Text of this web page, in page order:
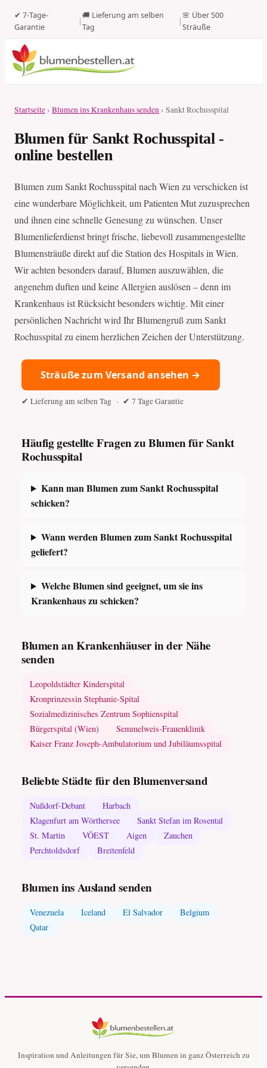
✔ 7-Tage-
Garantie
|
🚚 Lieferung am selben
Tag
|
🌸 Über 500
Sträuße
Startseite› Blumen ins Krankenhaus senden› Sankt Rochusspital
Blumen für Sankt Rochusspital -
online bestellen
Blumen zum Sankt Rochusspital nach Wien zu verschicken ist
eine wunderbare Möglichkeit, um Patienten Mut zuzusprechen
und ihnen eine schnelle Genesung zu wünschen. Unser
Blumenlieferdienst bringt frische, liebevoll zusammengestellte
Blumensträuße direkt auf die Station des Hospitals in Wien.
Wir achten besonders darauf, Blumen auszuwählen, die
angenehm duften und keine Allergien auslösen – denn im
Krankenhaus ist Rücksicht besonders wichtig. Mit einer
persönlichen Nachricht wird Ihr Blumengruß zum Sankt
Rochusspital zu einem herzlichen Zeichen der Unterstützung.
Sträuße zum Versand ansehen →
✔ Lieferung am selben Tag · ✔ 7 Tage Garantie
Häufig gestellte Fragen zu Blumen für Sankt
Rochusspital
Kann man Blumen zum Sankt Rochusspital
schicken?
Wann werden Blumen zum Sankt Rochusspital
geliefert?
Welche Blumen sind geeignet, um sie ins
Krankenhaus zu schicken?
Blumen an Krankenhäuser in der Nähe
senden
Leopoldstädter Kinderspital
Kronprinzessin Stephanie-Spital
Sozialmedizinisches Zentrum Sophienspital
Bürgerspital (Wien)
Semmelweis-Frauenklinik
Kaiser Franz Joseph-Ambulatorium und Jubiläumsspital
Beliebte Städte für den Blumenversand
Nußdorf-Debant
Harbach
Klagenfurt am Wörthersee
Sankt Stefan im Rosental
St. Martin
VÖEST Aigen
Zauchen
Perchtoldsdorf
Breitenfeld
Blumen ins Ausland senden
Venezuela Iceland El Salvador
Belgium
Qatar
Inspiration und Anleitungen für Sie, um Blumen in ganz Österreich zu